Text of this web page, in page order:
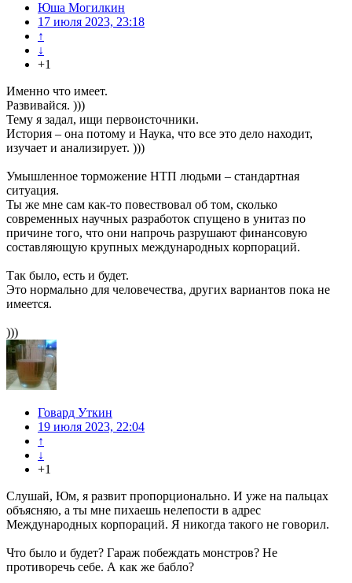
Юша Могилкин
17 июля 2023, 23:18
↑
↓
+1
Именно что имеет.
Развивайся. )))
Тему я задал, ищи первоисточники.
История – она потому и Наука, что все это дело находит,
изучает и анализирует. )))
Умышленное торможение НТП людьми – стандартная
ситуация.
Ты же мне сам как-то повествовал об том, сколько
современных научных разработок спущено в унитаз по
причине того, что они напрочь разрушают финансовую
составляющую крупных международных корпораций.
Так было, есть и будет.
Это нормально для человечества, других вариантов пока не
имеется.
)))
Говард Уткин
19 июля 2023, 22:04
↑
↓
+1
Слушай, Юм, я развит пропорционально. И уже на пальцах
объясняю, а ты мне пихаешь нелепости в адрес
Международных корпораций. Я никогда такого не говорил.
Что было и будет? Гараж побеждать монстров? Не
противоречь себе. А как же бабло?